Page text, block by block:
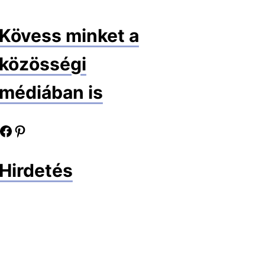
minket a
is
Pinterest oldalunk